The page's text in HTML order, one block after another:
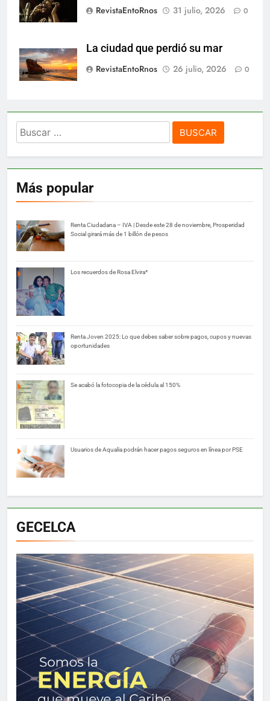
RevistaEntoRnos
31 julio, 2026 0
La ciudad que perdió su mar
RevistaEntoRnos
26 julio, 2026 0
Buscar:
Más popular
Renta Ciudadana – IVA | Desde este 28 de noviembre, Prosperidad
Social girará más de 1 billón de pesos
Los recuerdos de Rosa Elvira*
Renta Joven 2025: Lo que debes saber sobre pagos, cupos y nuevas
oportunidades
Se acabó la fotocopia de la cédula al 150%
Usuarios de Aqualia podrán hacer pagos seguros en línea por PSE
GECELCA